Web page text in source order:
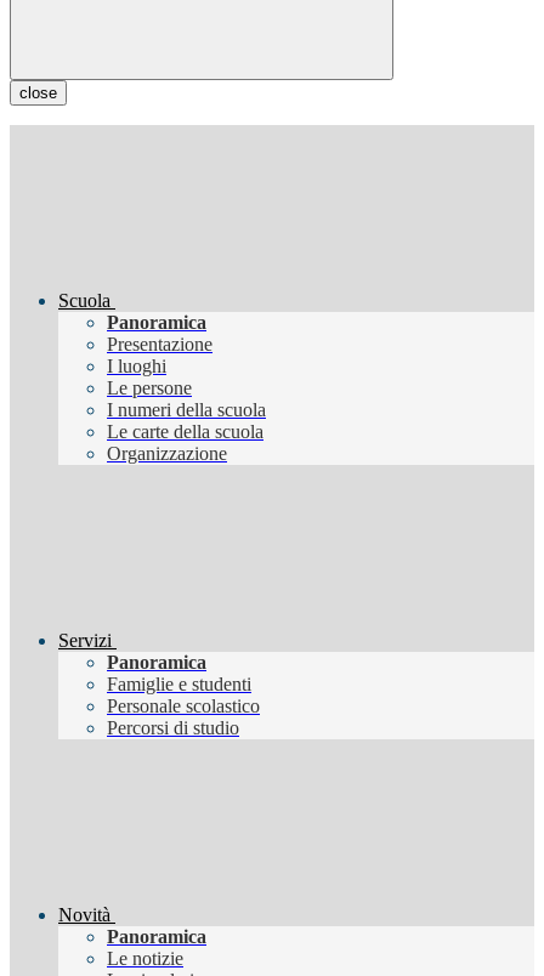
close
Scuola
Panoramica
Presentazione
I luoghi
Le persone
I numeri della scuola
Le carte della scuola
Organizzazione
Servizi
Panoramica
Famiglie e studenti
Personale scolastico
Percorsi di studio
Novità
Panoramica
Le notizie